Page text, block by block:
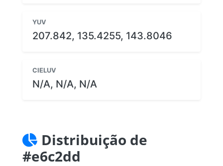
YUV
207.842, 135.4255, 143.8046
CIELUV
N/A, N/A, N/A
Distribuição de
#e6c2dd